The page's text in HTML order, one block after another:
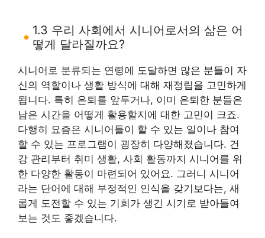
1.3 우리 사회에서 시니어로서의 삶은 어
떻게 달라질까요?
시니어로 분류되는 연령에 도달하면 많은 분들이 자
신의 역할이나 생활 방식에 대해 재정립을 고민하게
됩니다. 특히 은퇴를 앞두거나, 이미 은퇴한 분들은
남은 시간을 어떻게 활용할지에 대한 고민이 크죠.
다행히 요즘은 시니어들이 할 수 있는 일이나 참여
할 수 있는 프로그램이 굉장히 다양해졌습니다. 건
강 관리부터 취미 생활, 사회 활동까지 시니어를 위
한 다양한 활동이 마련되어 있어요. 그러니 시니어
라는 단어에 대해 부정적인 인식을 갖기보다는, 새
롭게 도전할 수 있는 기회가 생긴 시기로 받아들여
보는 것도 좋겠습니다.